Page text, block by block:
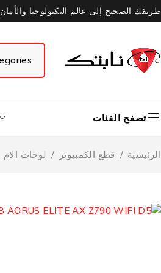
طريقك الصحيح إلى عالم التكنولوجيا والأمان.
تصفح الفئات
الرئيسية / قطع الكمبيوتر / لوحات الام